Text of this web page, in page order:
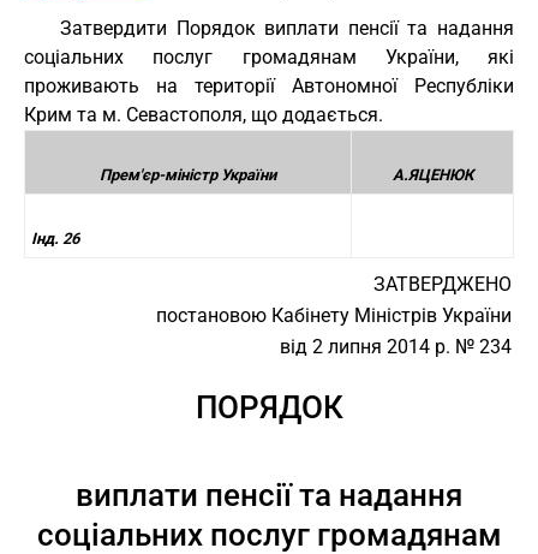
Затвердити Порядок виплати пенсії та надання
соціальних послуг громадянам України, які
проживають на території Автономної Республіки
Крим та м. Севастополя, що додається.
Прем'єр-міністр України А.ЯЦЕНЮК
Інд. 26
ЗАТВЕРДЖЕНО
постановою Кабінету Міністрів України
від 2 липня 2014 р. № 234
ПОРЯДОК
виплати пенсії та надання
соціальних послуг громадянам